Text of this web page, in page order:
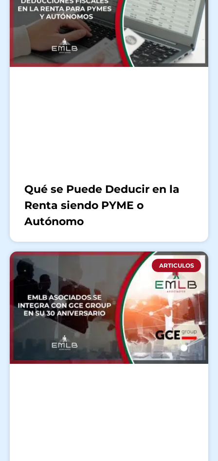
Qué se Puede Deducir en la
Renta siendo PYME o
Autónomo
ARTICULOS